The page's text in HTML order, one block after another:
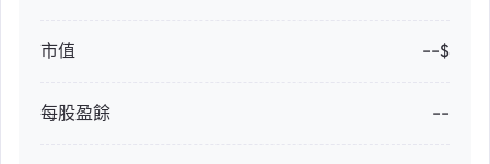
市值 --$
每股盈餘 --